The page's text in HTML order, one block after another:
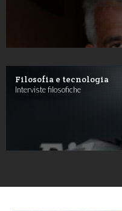
Filosofia e tecnologia
Interviste filosofiche